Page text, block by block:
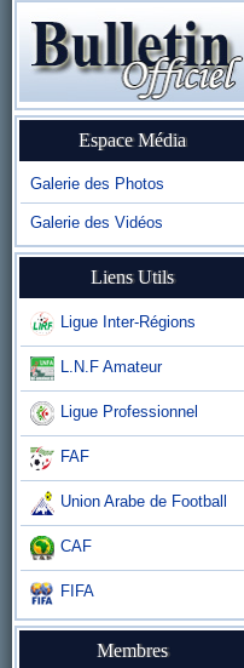
Espace Média
Galerie des Photos
Galerie des Vidéos
Liens Utils
Ligue Inter-Régions
L.N.F Amateur
Ligue Professionnel
FAF
Union Arabe de Football
CAF
FIFA
Membres